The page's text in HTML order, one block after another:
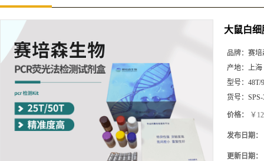
大鼠白细
品牌： 赛培
产地： 上海
型号： 48T/
货号：
价格： ￥
发布日期：
更新日期：